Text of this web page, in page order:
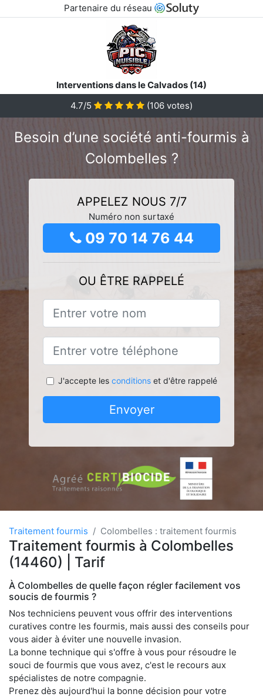
Partenaire du réseau
Interventions dans le Calvados (14)
4.7/5
(106 votes)
Besoin d’une société anti-fourmis à
Colombelles ?
APPELEZ NOUS 7/7
Numéro non surtaxé
09 70 14 76 44
OU ÊTRE RAPPELÉ
J'accepte les conditionset d'être rappelé
Envoyer
Traitement fourmis Colombelles : traitement fourmis
Traitement fourmis à Colombelles
(14460) | Tarif
À Colombelles de quelle façon régler facilement vos
soucis de fourmis ?
Nos techniciens peuvent vous offrir des interventions
curatives contre les fourmis, mais aussi des conseils pour
vous aider à éviter une nouvelle invasion.
La bonne technique qui s'offre à vous pour résoudre le
souci de fourmis que vous avez, c'est le recours aux
spécialistes de notre compagnie.
Prenez dès aujourd'hui la bonne décision pour votre